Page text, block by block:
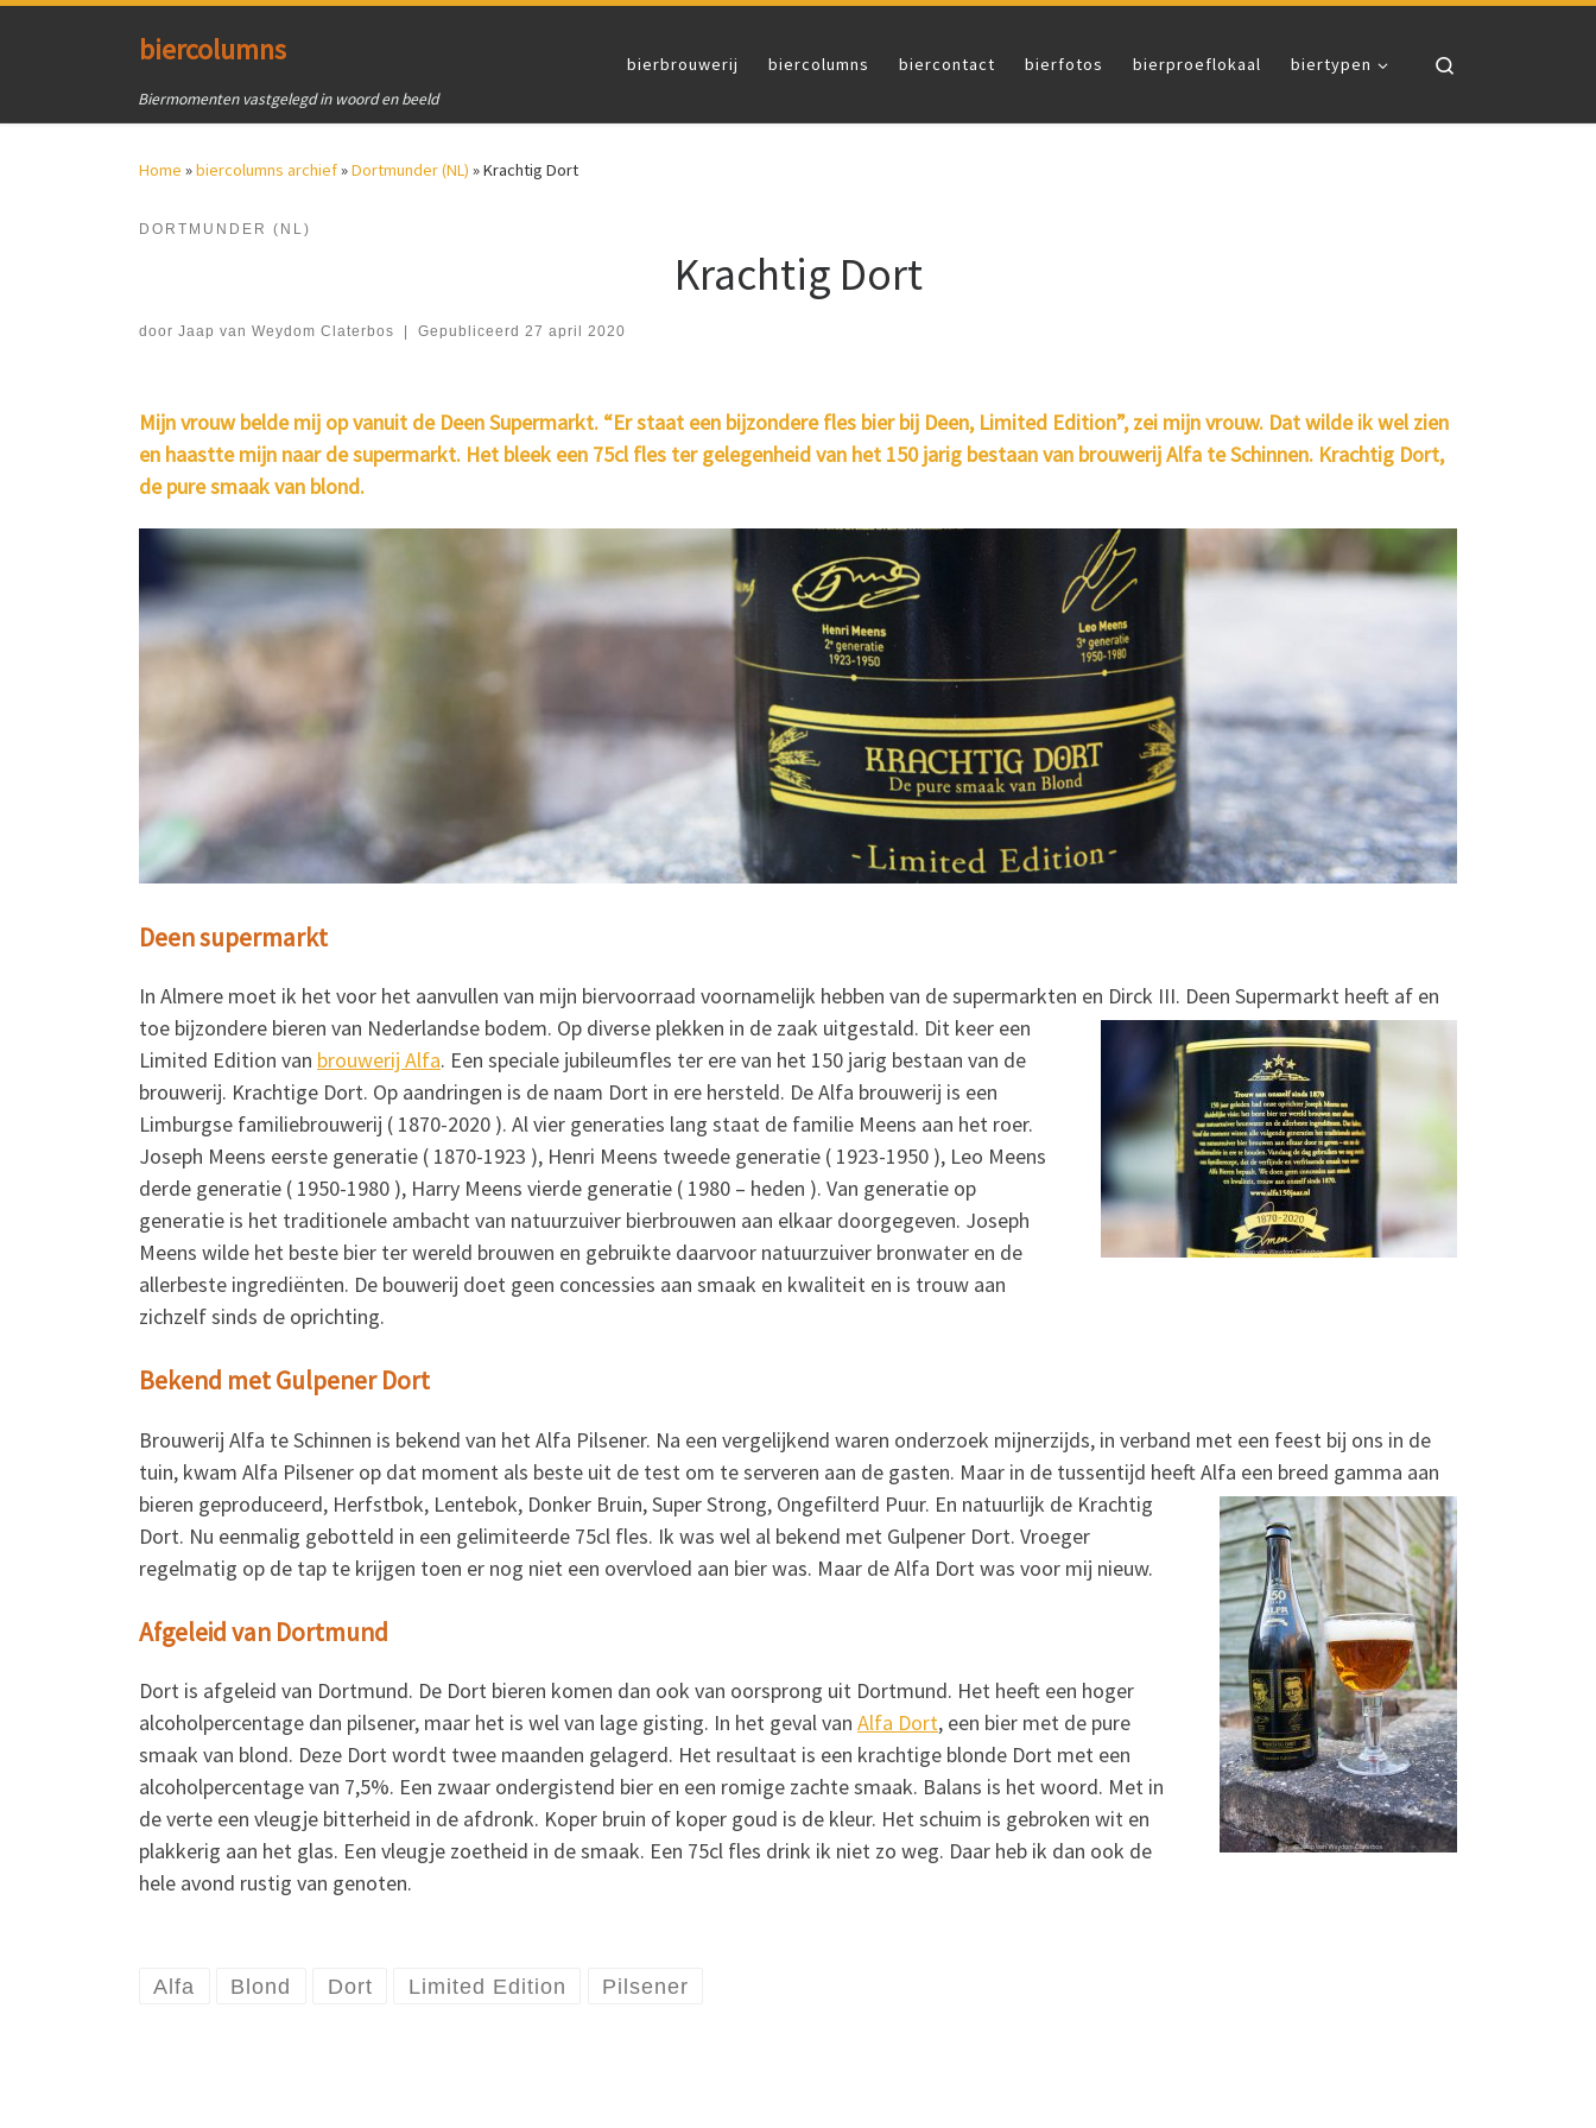
biercolumns
Biermomenten vastgelegd in woord en beeld
bierbrouwerij biercolumns biercontact bierfotos bierproeflokaal biertypen
Home »biercolumns archief»Dortmunder (NL) »Krachtig Dort
DORTMUNDER (NL)
Krachtig Dort
door Jaap van Weydom Claterbos Gepubliceerd 27 april 2020
Mijn vrouw belde mij op vanuit de Deen Supermarkt. “Er staat een bijzondere fles bier bij Deen, Limited Edition”, zei mijn vrouw. Dat wilde ik wel zien
en haastte mijn naar de supermarkt. Het bleek een 75cl fles ter gelegenheid van het 150 jarig bestaan van brouwerij Alfa te Schinnen. Krachtig Dort,
de pure smaak van blond.
Deen supermarkt
In Almere moet ik het voor het aanvullen van mijn biervoorraad voornamelijk hebben van de supermarkten en Dirck III. Deen Supermarkt heeft af en
toe bijzondere bieren van Nederlandse bodem. Op diverse plekken in de zaak uitgestald. Dit keer een
Limited Edition van brouwerij Alfa. Een speciale jubileumfles ter ere van het 150 jarig bestaan van de
brouwerij. Krachtige Dort. Op aandringen is de naam Dort in ere hersteld. De Alfa brouwerij is een
Limburgse familiebrouwerij ( 1870-2020 ). Al vier generaties lang staat de familie Meens aan het roer.
Joseph Meens eerste generatie ( 1870-1923 ), Henri Meens tweede generatie ( 1923-1950 ), Leo Meens
derde generatie ( 1950-1980 ), Harry Meens vierde generatie ( 1980 – heden ). Van generatie op
generatie is het traditionele ambacht van natuurzuiver bierbrouwen aan elkaar doorgegeven. Joseph
Meens wilde het beste bier ter wereld brouwen en gebruikte daarvoor natuurzuiver bronwater en de
allerbeste ingrediënten. De bouwerij doet geen concessies aan smaak en kwaliteit en is trouw aan
zichzelf sinds de oprichting.
Bekend met Gulpener Dort
Brouwerij Alfa te Schinnen is bekend van het Alfa Pilsener. Na een vergelijkend waren onderzoek mijnerzijds, in verband met een feest bij ons in de
tuin, kwam Alfa Pilsener op dat moment als beste uit de test om te serveren aan de gasten. Maar in de tussentijd heeft Alfa een breed gamma aan
bieren geproduceerd, Herfstbok, Lentebok, Donker Bruin, Super Strong, Ongefilterd Puur. En natuurlijk de Krachtig
Dort. Nu eenmalig gebotteld in een gelimiteerde 75cl fles. Ik was wel al bekend met Gulpener Dort. Vroeger
regelmatig op de tap te krijgen toen er nog niet een overvloed aan bier was. Maar de Alfa Dort was voor mij nieuw.
Afgeleid van Dortmund
Dort is afgeleid van Dortmund. De Dort bieren komen dan ook van oorsprong uit Dortmund. Het heeft een hoger
alcoholpercentage dan pilsener, maar het is wel van lage gisting. In het geval van Alfa Dort, een bier met de pure
smaak van blond. Deze Dort wordt twee maanden gelagerd. Het resultaat is een krachtige blonde Dort met een
alcoholpercentage van 7,5%. Een zwaar ondergistend bier en een romige zachte smaak. Balans is het woord. Met in
de verte een vleugje bitterheid in de afdronk. Koper bruin of koper goud is de kleur. Het schuim is gebroken wit en
plakkerig aan het glas. Een vleugje zoetheid in de smaak. Een 75cl fles drink ik niet zo weg. Daar heb ik dan ook de
hele avond rustig van genoten.
Alfa Blond Dort Limited Edition Pilsener